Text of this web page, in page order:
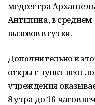
медсестра
Антипина, в
вызовов в сутки.
Дополнительно к
открыт пункт
учреждения
8 утра до 16 часов